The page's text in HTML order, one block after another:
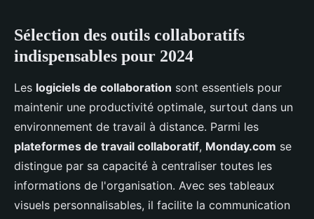
Sélection des outils collaboratifs
indispensables pour 2024
Les logiciels de collaboration sont essentiels pour
maintenir une productivité optimale, surtout dans un
environnement de travail à distance. Parmi les
plateformes de travail collaboratif, Monday.com se
distingue par sa capacité à centraliser toutes les
informations de l'organisation. Avec ses tableaux
visuels personnalisables, il facilite la communication